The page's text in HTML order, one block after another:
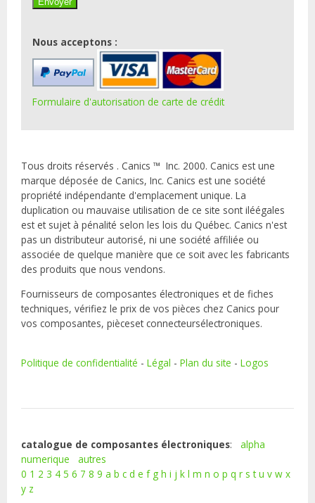
Nous acceptons :
Formulaire d'autorisation de carte de crédit
Tous droits réservés . Canics ™ Inc. 2000. Canics est une
marque déposée de Canics, Inc. Canics est une société
propriété indépendante d'emplacement unique. La
duplication ou mauvaise utilisation de ce site sont iléégales
est et sujet à pénalité selon les lois du Québec. Canics n'est
pas un distributeur autorisé, ni une société affiliée ou
associée de quelque manière que ce soit avec les fabricants
des produits que nous vendons.
Fournisseurs de composantes électroniques et de fiches
techniques, vérifiez le prix de vos pièces chez Canics pour
vos composantes, pièceset connecteursélectroniques.
Politique de confidentialité - Légal - Plan du site - Logos
catalogue de composantes électroniques: alpha
numerique
autres
0 1 2 3 4 5 6 7 8 9 a b c d e f g h i j k l m n o p q r s t u v w x
y z